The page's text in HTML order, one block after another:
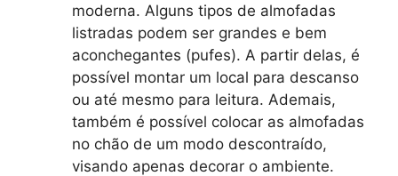
moderna. Alguns tipos de almofadas
listradas podem ser grandes e bem
aconchegantes (pufes). A partir delas, é
possível montar um local para descanso
ou até mesmo para leitura. Ademais,
também é possível colocar as almofadas
no chão de um modo descontraído,
visando apenas decorar o ambiente.